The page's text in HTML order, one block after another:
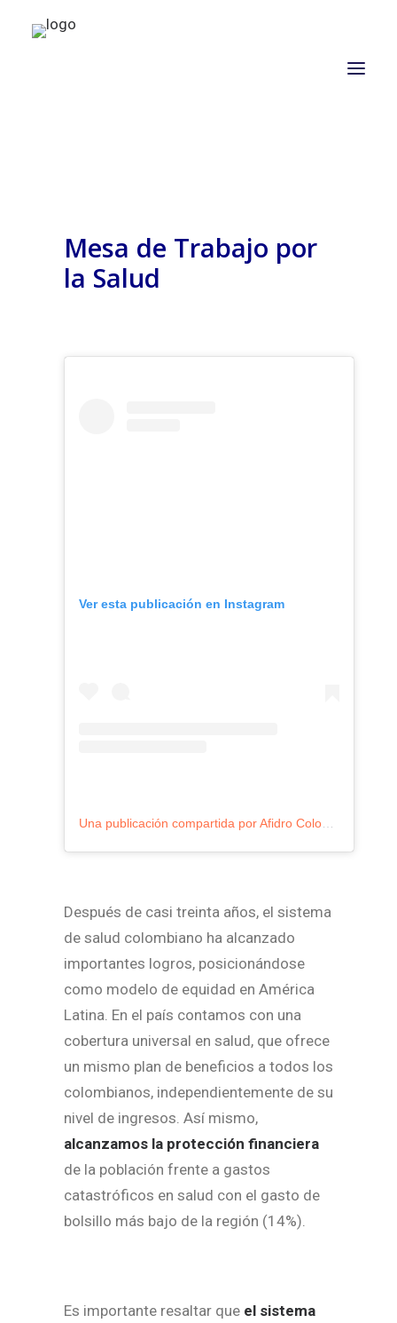
PROYECTOS
ACTUALIDAD
Mesa de Trabajo por
la Salud
Ver esta publicación en Instagram
Después de casi treinta años, el sistema
de salud colombiano ha alcanzado
importantes logros, posicionándose
como modelo de equidad en América
Latina. En el país contamos con una
cobertura universal en salud, que ofrece
un mismo plan de beneficios a todos los
colombianos, independientemente de su
nivel de ingresos. Así mismo,
alcanzamos la protección financiera
de la población frente a gastos
catastróficos en salud con el gasto de
bolsillo más bajo de la región (14%).
Es importante resaltar que el sistema